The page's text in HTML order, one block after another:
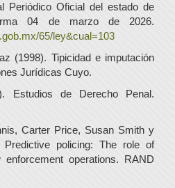
Periódico Oficial del estado de
04 de marzo de 2026.
65/ley&cual=103
(1998). Tipicidad e imputación
Jurídicas Cuyo.
Estudios de Derecho Penal.
Carter Price, Susan Smith y
Predictive policing: The role of
operations. RAND